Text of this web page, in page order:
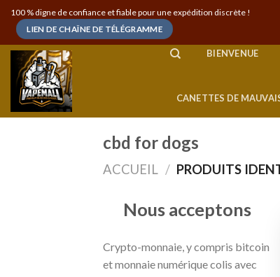
Skip
content
100 % digne de confiance et fiable pour une expédition discrète !
LIEN DE CHAÎNE DE TÉLÉGRAMME
BIENVENUE
CANETTES DE
cbd for dogs
ACCUEIL / PRODUITS
Nous acceptons
Crypto-monnaie, y compris bitcoin
et monnaie numérique colis avec